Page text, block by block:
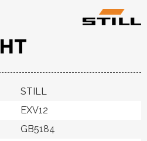
HT
STILL
EXV12
GB5184